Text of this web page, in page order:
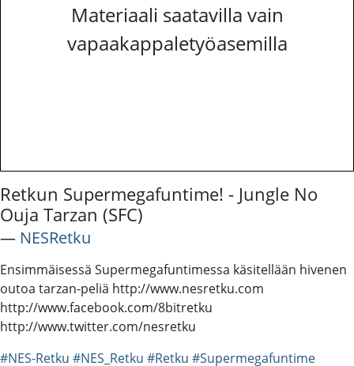
Materiaali saatavilla vain
vapaakappaletyöasemilla
Retkun Supermegafuntime! - Jungle No
Ouja Tarzan (SFC)
― NESRetku
Ensimmäisessä Supermegafuntimessa käsitellään hivenen
outoa tarzan-peliä http://www.nesretku.com
http://www.facebook.com/8bitretku
http://www.twitter.com/nesretku
#NES-Retku #NES_Retku #Retku #Supermegafuntime